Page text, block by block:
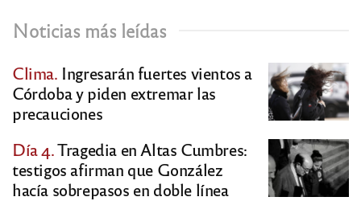
Noticias más leídas
Clima. Ingresarán fuertes vientos a
Córdoba y piden extremar las
precauciones
Día 4.Tragedia en Altas Cumbres:
testigos afirman que González
hacía sobrepasos en doble línea